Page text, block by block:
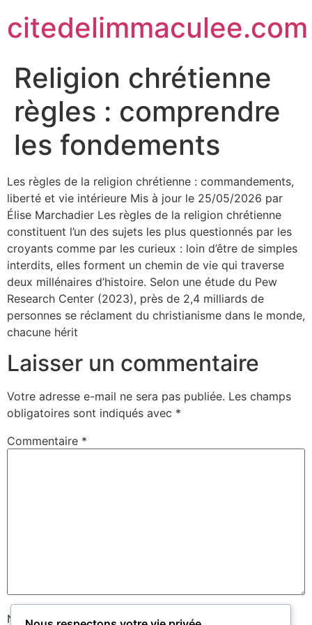
citedelimmaculee.com
Religion chrétienne
règles : comprendre
les fondements
Les règles de la religion chrétienne : commandements,
liberté et vie intérieure Mis à jour le 25/05/2026 par
Élise Marchadier Les règles de la religion chrétienne
constituent l’un des sujets les plus questionnés par les
croyants comme par les curieux : loin d’être de simples
interdits, elles forment un chemin de vie qui traverse
deux millénaires d’histoire. Selon une étude du Pew
Research Center (2023), près de 2,4 milliards de
personnes se réclament du christianisme dans le monde,
chacune hérit
Laisser un commentaire
Votre adresse e-mail ne sera pas publiée. Les champs
obligatoires sont indiqués avec *
Commentaire *
Nom*